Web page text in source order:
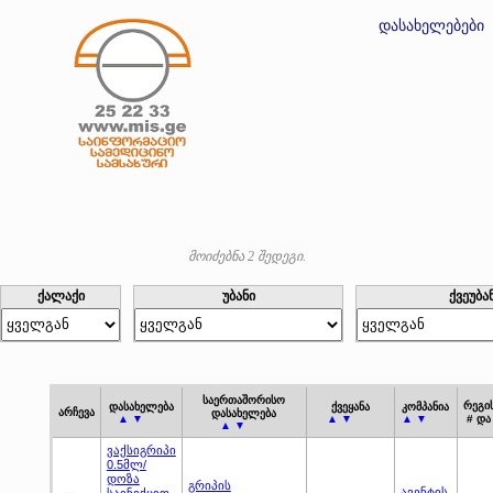
დასახელებები
მოიძებნა 2 შედეგი.
ქალაქი უბანი
არჩევა
დასახელება
▲ ▼
საერთაშორისო
დასახელება
▲ ▼
ქვეყანა
▲ ▼
კომპანია
▲ ▼
#
ვაქსიგრიპი
0.5მლ/
დოზა
გრიპის